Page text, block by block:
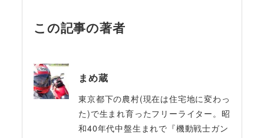
この記事の著者
まめ蔵
東京都下の農村(現在は住宅地に変わっ
た)で生まれ育ったフリーライター。昭
和40年代中盤生まれで『機動戦士ガン